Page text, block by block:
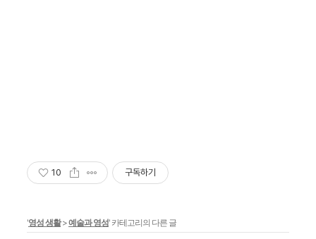
10 구독하기
'영성 생활>예술과 영성' 카테고리의 다른 글